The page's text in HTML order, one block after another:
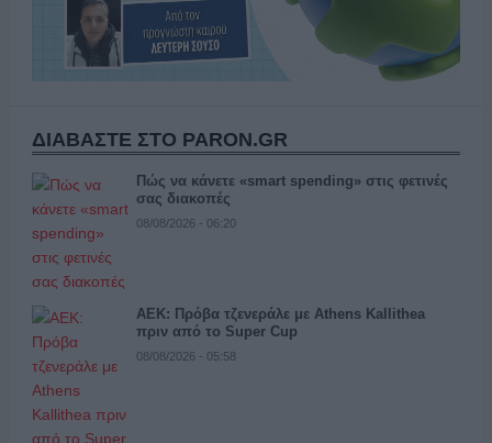
ΔΙΑΒΑΣΤΕ ΣΤΟ PARON.GR
Πώς να κάνετε «smart spending» στις φετινές
σας διακοπές
08/08/2026 - 06:20
ΑΕΚ: Πρόβα τζενεράλε με Athens Kallithea
πριν από το Super Cup
08/08/2026 - 05:58